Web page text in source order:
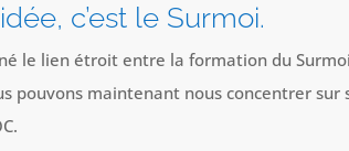
c’est le Surmoi.
le lien étroit entre la formation du
pouvons maintenant nous concentrer sur